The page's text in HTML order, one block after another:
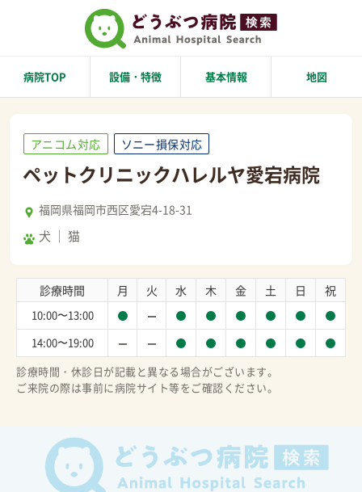
病院TOP 設備・特徴 基本情報 地図
アニコム対応 ソニー損保対応
ペットクリニックハレルヤ愛宕病院
福岡県福岡市西区愛宕4-18-31
犬 猫
診療時間 月 火 水 木 金 土 日 祝
10:00〜13:00
14:00〜19:00
診療時間・休診日が記載と異なる場合がございます。
ご来院の際は事前に病院サイト等をご確認ください。